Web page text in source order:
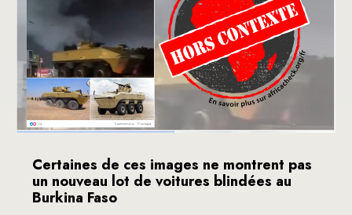
Certaines de ces images ne montrent pas
un nouveau lot de voitures blindées au
Burkina Faso